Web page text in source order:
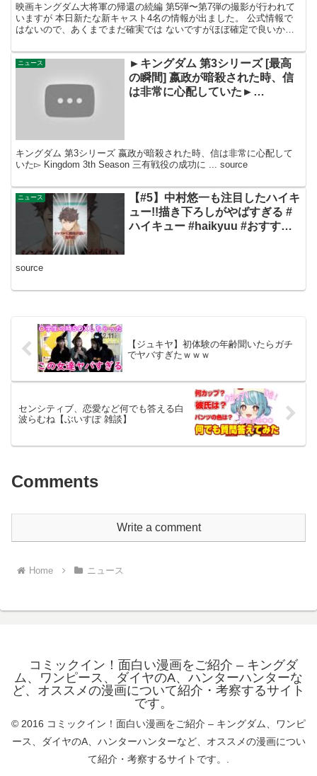
映画キングダム大将軍の帰還の続編 第5弾〜第7弾の撮影が行われて
いますが 本日新たな新キャスト4名の情報が出ました。 公式情報で
はないので、あくまでまだ確実では ないですがほぼ確定で良いかと
ニュース
►キングダム 第3シリーズ [最高
の瞬間] 嬴政が暗殺された時、信
は非常に心配していた►
キングダム 第3シリーズ 嬴政が暗殺された時、信は非常に心配して
いた▻ Kingdom 3th Season 三有戦役の成功に ... source
ニュース
【#5】中村悠一も注目したハイキ
ュー!!描き下ろしがやばすぎる #
ハイキュー #haikyuu #おすすめ
source
【ジュキヤ】初体験の年齢聞いたらガチ
でヤバすぎたｗｗｗ
センシティブ、恋愛など何でも答える白
波らむね【ぶいすぽ 雑談】
Comments
Write a comment
Home ニュース
コミックイン！面白い漫画をご紹介 – キングダ
ム、ワンピース、ダイヤのA、ハンターハンターな
ど、オススメの漫画について紹介・考察するサイト
です。
© 2016 コミックイン！面白い漫画をご紹介 – キングダム、ワンピ
ース、ダイヤのA、ハンターハンターなど、オススメの漫画につい
て紹介・考察するサイトです。.